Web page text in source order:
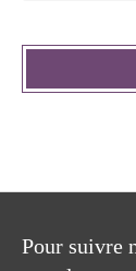
Pour suivre